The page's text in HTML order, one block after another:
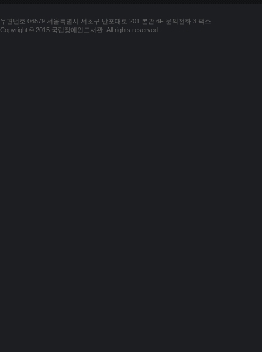
우편번호 06579 서울특별시 서초구 반포대로 201 본관 6F 문의전화 3 팩스
Copyright © 2015 국립장애인도서관. All rights reserved.